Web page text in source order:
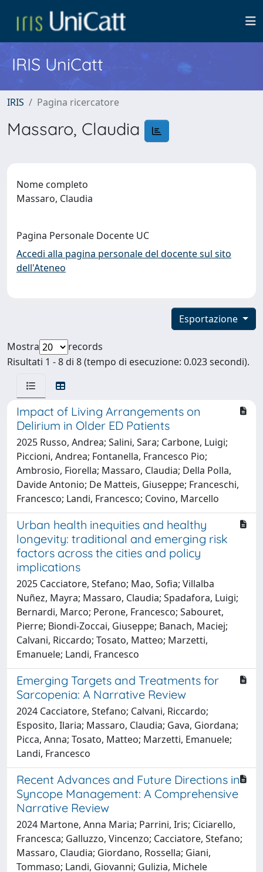
IRIS UniCatt
IRIS Pagina ricercatore
Massaro, Claudia
Nome completo
Massaro, Claudia
Pagina Personale Docente UC
Accedi alla pagina personale del docente sul sito
dell'Ateneo
Esportazione
Mostra
records
Risultati 1 - 8 di 8 (tempo di esecuzione: 0.023 secondi).
Impact of Living Arrangements on
Delirium in Older ED Patients
2025 Russo, Andrea; Salini, Sara; Carbone, Luigi;
Piccioni, Andrea; Fontanella, Francesco Pio;
Ambrosio, Fiorella; Massaro, Claudia; Della Polla,
Davide Antonio; De Matteis, Giuseppe; Franceschi,
Francesco; Landi, Francesco; Covino, Marcello
Urban health inequities and healthy
longevity: traditional and emerging risk
factors across the cities and policy
implications
2025 Cacciatore, Stefano; Mao, Sofia; Villalba
Nuñez, Mayra; Massaro, Claudia; Spadafora, Luigi;
Bernardi, Marco; Perone, Francesco; Sabouret,
Pierre; Biondi-Zoccai, Giuseppe; Banach, Maciej;
Calvani, Riccardo; Tosato, Matteo; Marzetti,
Emanuele; Landi, Francesco
Emerging Targets and Treatments for
Sarcopenia: A Narrative Review
2024 Cacciatore, Stefano; Calvani, Riccardo;
Esposito, Ilaria; Massaro, Claudia; Gava, Giordana;
Picca, Anna; Tosato, Matteo; Marzetti, Emanuele;
Landi, Francesco
Recent Advances and Future Directions in
Syncope Management: A Comprehensive
Narrative Review
2024 Martone, Anna Maria; Parrini, Iris; Ciciarello,
Francesca; Galluzzo, Vincenzo; Cacciatore, Stefano;
Massaro, Claudia; Giordano, Rossella; Giani,
Tommaso; Landi, Giovanni; Gulizia, Michele